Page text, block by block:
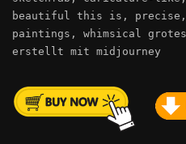
beautiful this is,
paintings, whimsical
erstellt mit midjourney